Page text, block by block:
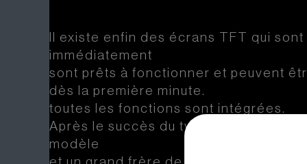
Il existe enfin des écrans TFT qui sont
immédiatement
sont prêts à fonctionner et peuvent
dès la première minute.
toutes les fonctions sont intégrées.
Après le succès du type 4,3'', voici un
modèle